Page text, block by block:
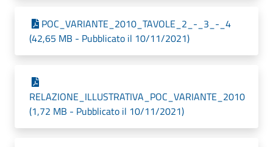
POC_VARIANTE_2010_TAVOLE_2_-_3_-_4
(42,65 MB - Pubblicato il 10/11/2021)
RELAZIONE_ILLUSTRATIVA_POC_VARIANTE_2010
(1,72 MB - Pubblicato il 10/11/2021)